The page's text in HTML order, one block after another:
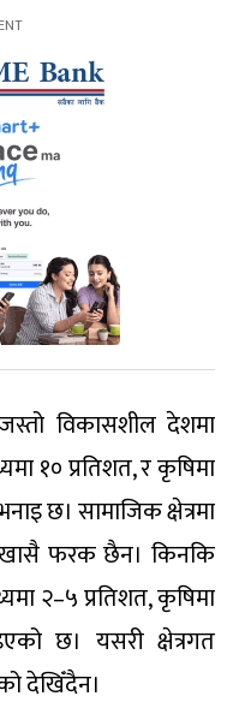
जस्तो विकासशील देशमा
१० प्रतिशत, र कृषिमा
छ। सामाजिक क्षेत्रमा
खासै फरक छैन। किनकि
२–५ प्रतिशत, कृषिमा
छ। यसरी क्षेत्रगत
देखिँदैन।